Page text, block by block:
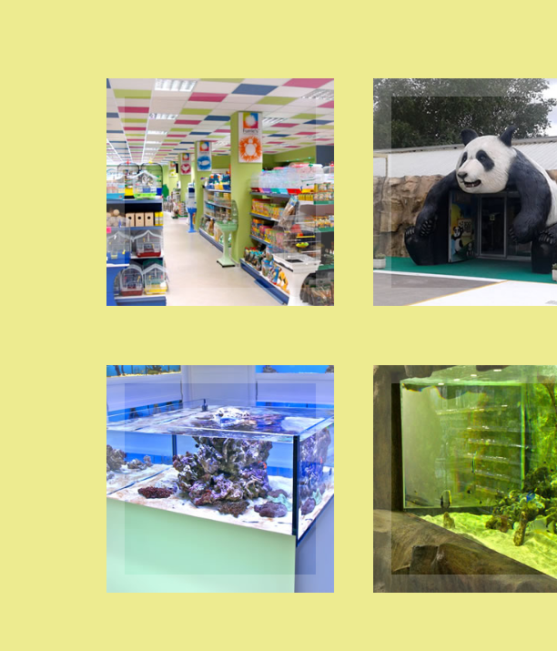
SCAFFALI ARREDI E
SISTEMI ANTI-
TACCHEGGIO
VISITA
ESPOSITORI PER
CORALLI
VISITA
SCENOGRAFIE A
TEMA E ROCCE
SINTETICHE
VISITA
GRANDI ACQUARI
IN VETRORESINA E
SISTEMI DI
FILTRAGGIO
DEDICATI
VISITA